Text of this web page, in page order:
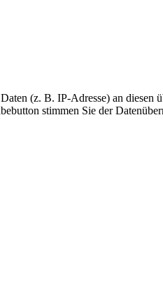
(z. B. IP-Adresse) an
stimmen Sie der